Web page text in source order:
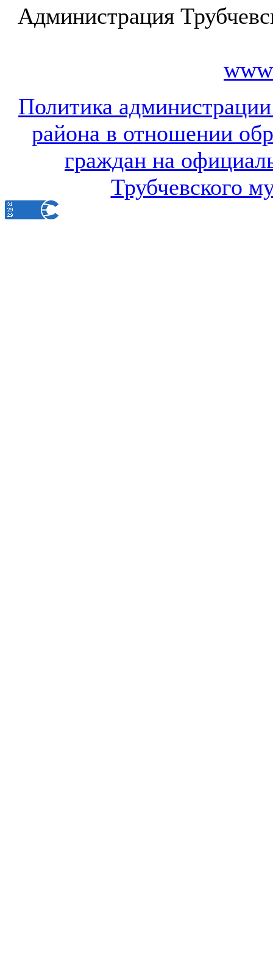
Администрация
Политика
района в отношении
граждан на
Трубчевского